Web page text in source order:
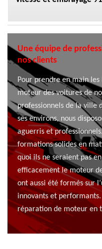
Une équipe de
nos clients
Pour prendre en main
moteur des voitures de
professionnels de la ville
ses environs, nous
aguerris et
formations solides en
quoi ils ne seraient pas
efficacement le moteur
ont aussi été formés sur
innovants et
réparation de moteur en